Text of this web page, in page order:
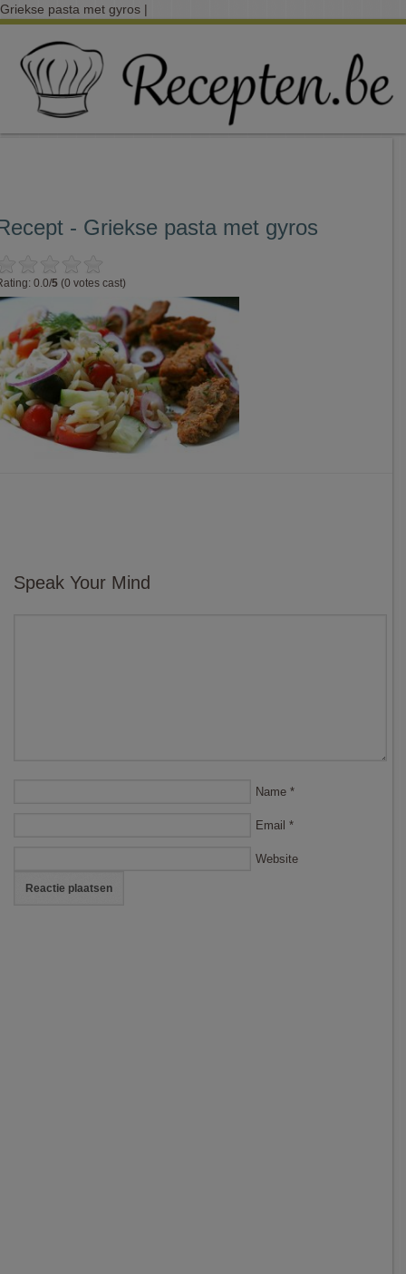
Griekse pasta met gyros |
- Griekse pasta met gyros
0.0/5 (0 votes cast)
Speak Your Mind
Name *
Email *
Website